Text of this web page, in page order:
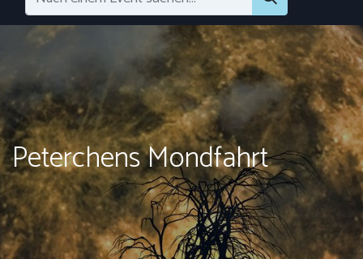
Peterchens Mondfahrt